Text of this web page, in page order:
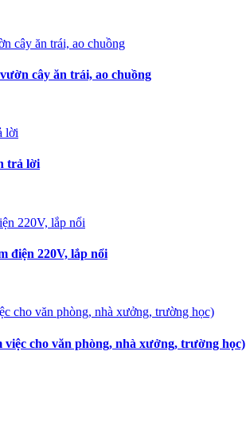
cây ăn trái, ao chuồng
trả lời
điện 220V, lắp nổi
cho văn phòng, nhà xưởng, trường học)